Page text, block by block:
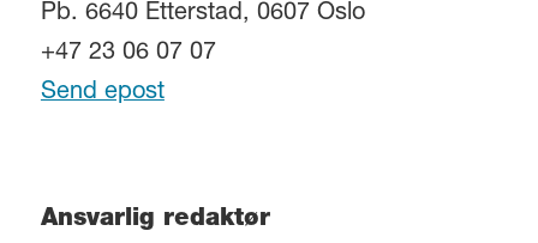
Pb. 6640 Etterstad, 0607 Oslo
+47 23 06 07 07
Send epost
Ansvarlig redaktør